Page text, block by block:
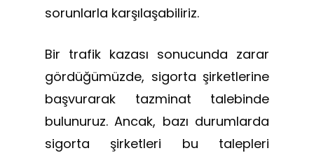
sorunlarla karşılaşabiliriz.
Bir trafik kazası sonucunda zarar
gördüğümüzde, sigorta şirketlerine
başvurarak tazminat talebinde
bulunuruz. Ancak, bazı durumlarda
sigorta şirketleri bu talepleri